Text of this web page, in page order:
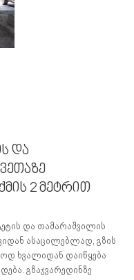
და
2 მეტრით
და თამარაშვილის
ასაცილებლად, გზის
ხვალიდან დაიწყება
გზაჯვარედინზე